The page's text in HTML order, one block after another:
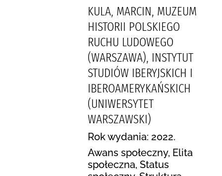
KULA, MARCIN, MUZEUM
HISTORII POLSKIEGO
RUCHU LUDOWEGO
(WARSZAWA), INSTYTUT
STUDIÓW IBERYJSKICH I
IBEROAMERYKAŃSKICH
(UNIWERSYTET
WARSZAWSKI)
Rok wydania: 2022.
Awans społeczny, Elita
społeczna, Status